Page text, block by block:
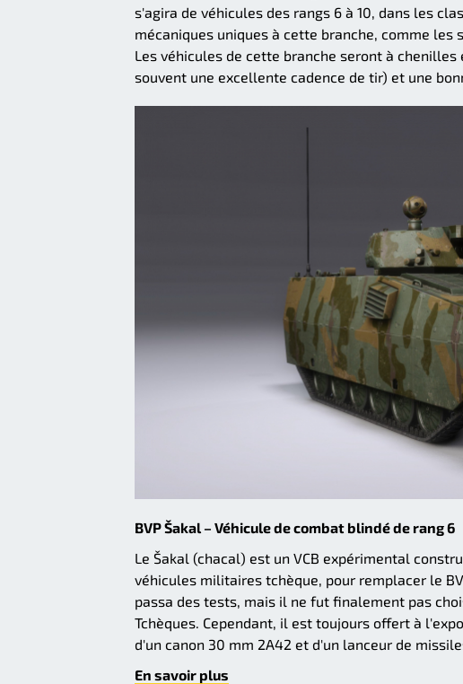
s'agira de véhicules des rangs 6 à 10, dans les
mécaniques uniques à cette branche, comme
Les véhicules de cette branche seront à
souvent une excellente cadence de tir) et une
BVP Šakal – Véhicule de combat blindé de rang 6
Le Šakal (chacal) est un VCB expérimental
véhicules militaires tchèque, pour remplacer le
passa des tests, mais il ne fut finalement pas
Tchèques. Cependant, il est toujours offert à
d'un canon 30 mm 2A42 et d'un lanceur de
En savoir plus